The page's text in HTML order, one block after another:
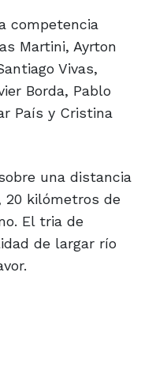
competencia
Martini, Ayrton
Vivas,
Borda, Pablo
País y Cristina
una distancia
20 kilómetros de
El tria de
de largar río